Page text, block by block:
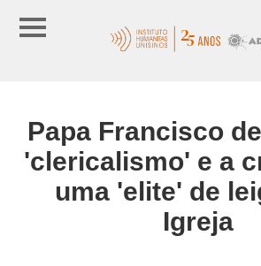
Papa Francisco
'clericalismo' e a
uma 'elite' de
Igreja